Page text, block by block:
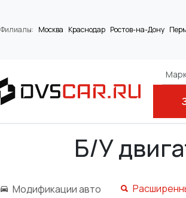
Филиалы: Москва Краснодар Ростов-на-Дону
Главная
Б/У
Модификации авто